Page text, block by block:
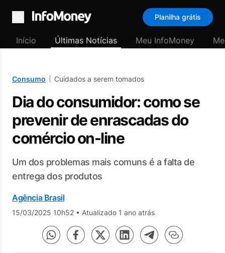
Menu
Planilha grátis
Início Últimas Notícias Meu InfoMoney
Consumo Cuidados a serem tomados
Dia do consumidor: como se
prevenir de enrascadas do
comércio on-line
Um dos problemas mais comuns é a falta de
entrega dos produtos
Agência Brasil
15/03/2025 10h52 • Atualizado 1 ano atrás